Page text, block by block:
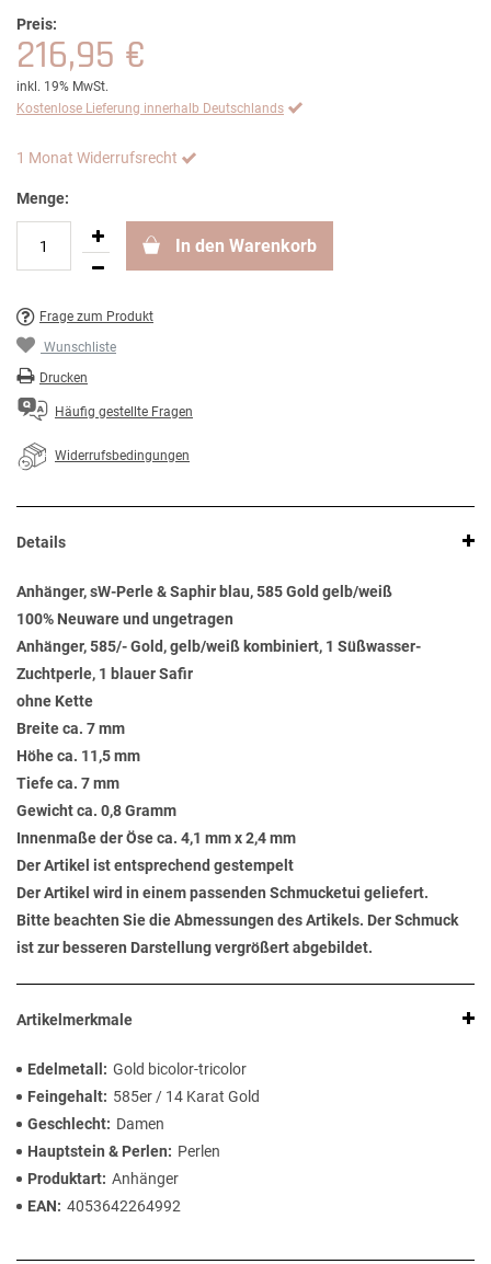
Preis:
216,95 €
inkl. 19% MwSt.
Kostenlose Lieferung innerhalb Deutschlands
1 Monat Widerrufsrecht
Menge:
In den Warenkorb
Frage zum Produkt
Wunschliste
Drucken
Häufig gestellte Fragen
Widerrufsbedingungen
Details
Anhänger, sW-Perle & Saphir blau, 585 Gold gelb/weiß
100% Neuware und ungetragen
Anhänger, 585/- Gold, gelb/weiß kombiniert, 1 Süßwasser-
Zuchtperle, 1 blauer Safir
ohne Kette
Breite ca. 7 mm
Höhe ca. 11,5 mm
Tiefe ca. 7 mm
Gewicht ca. 0,8 Gramm
Innenmaße der Öse ca. 4,1 mm x 2,4 mm
Der Artikel ist entsprechend gestempelt
Der Artikel wird in einem passenden Schmucketui geliefert.
Bitte beachten Sie die Abmessungen des Artikels. Der Schmuck
ist zur besseren Darstellung vergrößert abgebildet.
Artikelmerkmale
Edelmetall
Gold bicolor-tricolor
Feingehalt
585er / 14 Karat Gold
Geschlecht
Damen
Hauptstein & Perlen
Perlen
Produktart Anhänger
EAN
4053642264992